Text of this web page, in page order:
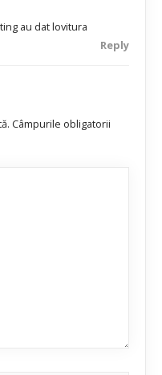
au dat lovitura
Reply
Câmpurile obligatorii